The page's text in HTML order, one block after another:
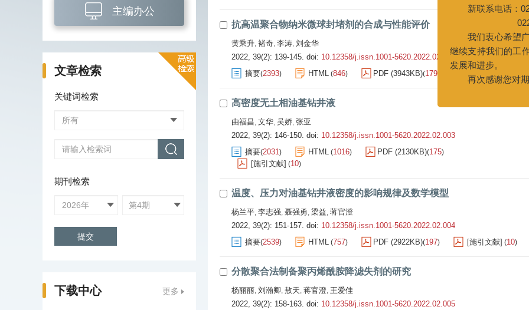
主编办公
文章检索
关键词检索
期刊检索
下载中心 更多
抗高温聚合物纳米微球封堵剂的合成与性能评价
黄乘升, 褚奇, 李涛, 刘金华
2022, 39(2): 139-145. doi: 10.12358/j.issn.1001-5620.2022.02.002
摘要(2393) HTML (846) PDF (3943KB)(179 [施引文献] (14
高密度无土相油基钻井液
由福昌, 文华, 吴娇, 张亚
2022, 39(2): 146-150. doi: 10.12358/j.issn.1001-5620.2022.02.003
摘要(2031) HTML (1016) PDF (2130KB)(175)
[施引文献] (10)
温度、压力对油基钻井液密度的影响规律及数学模型
杨兰平, 李志强, 聂强勇, 梁益, 蒋官澄
2022, 39(2): 151-157. doi: 10.12358/j.issn.1001-5620.2022.02.004
摘要(2539) HTML (757) PDF (2922KB)(197) [施引文献] (10)
分散聚合法制备聚丙烯酰胺降滤失剂的研究
杨丽丽, 刘瀚卿, 敖天, 蒋官澄, 王爱佳
2022, 39(2): 158-163. doi: 10.12358/j.issn.1001-5620.2022.02.005
新办公
第二大街83
房间
新联系
022-
我们衷
继续支持我
发展和进步。